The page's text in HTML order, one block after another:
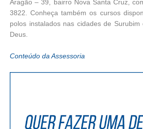
Aragão – 39, bairro Nova Santa Cruz,
3822. Conheça também os cursos
polos instalados nas cidades de
Deus.
Conteúdo da Assessoria